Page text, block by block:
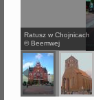
Ratusz w Chojnicach
© Beemwej